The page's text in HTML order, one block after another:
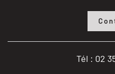
Tél : 02